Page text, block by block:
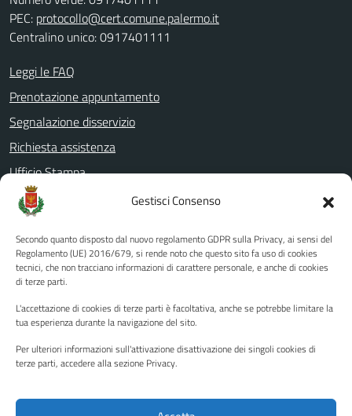
Gestisci Consenso
Secondo quanto disposto dal nuovo regolamento GDPR sulla Privacy, ai sensi del
Regolamento (UE) 2016/679, si rende noto che questo sito fa uso di cookies
tecnici, che non tracciano informazioni di carattere personale, e anche di cookies
di terze parti.
L'accettazione di cookies di terze parti è facoltativa, anche se potrebbe limitare la
tua esperienza durante la navigazione del sito.
Per ulteriori informazioni sull'attivazione disattivazione dei singoli cookies di
terze parti, accedere alla sezione Privacy.
PEC: protocollo@cert.comune.palermo.it
Centralino unico: 0917401111
Leggi le FAQ
Prenotazione appuntamento
Segnalazione disservizio
Richiesta assistenza
Ufficio Stampa
Amministrazione Trasparente
Albo pretorio
Informativa privacy
Note legali
Piano di miglioramento del sito
Instagram